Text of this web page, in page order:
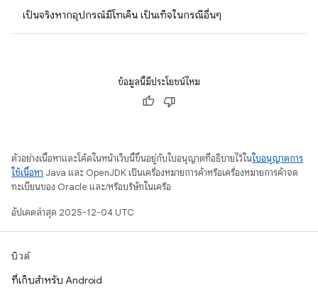
เป็นจริงหากอุปกรณ์มีโทเค็น เป็นเท็จในกรณีอื่นๆ
ข้อมูลนี้มีประโยชน์ไหม
ตัวอย่างเนื้อหาและโค้ดในหน้าเว็บนี้ขึ้นอยู่กับใบอนุญาตที่อธิบายไว้ในใบอนุญาตการ
ใช้เนื้อหา Java และ OpenJDK เป็นเครื่องหมายการค้าหรือเครื่องหมายการค้าจด
ทะเบียนของ Oracle และ/หรือบริษัทในเครือ
อัปเดตล่าสุด 2025-12-04 UTC
บิวด์
ที่เก็บสำหรับ Android